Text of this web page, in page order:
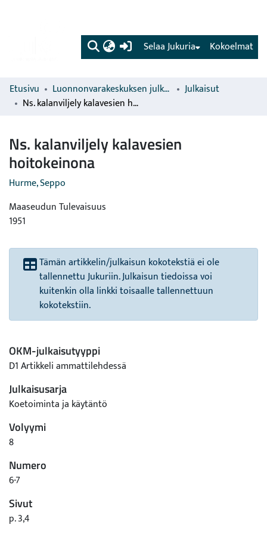
(current) Kokoelmat
Selaa Jukuria
Etusivu Luonnonvarakeskuksen julkaisut
Julkaisut
Ns. kalanviljely kalavesien hoitokeinona
Ns. kalanviljely kalavesien
hoitokeinona
Hurme, Seppo
Maaseudun Tulevaisuus
1951
Tämän artikkelin/julkaisun kokotekstiä ei ole
tallennettu Jukuriin. Julkaisun tiedoissa voi
kuitenkin olla linkki toisaalle tallennettuun
kokotekstiin.
OKM-julkaisutyyppi
D1 Artikkeli ammattilehdessä
Julkaisusarja
Koetoiminta ja käytäntö
Volyymi
8
Numero
6-7
Sivut
p. 3,4